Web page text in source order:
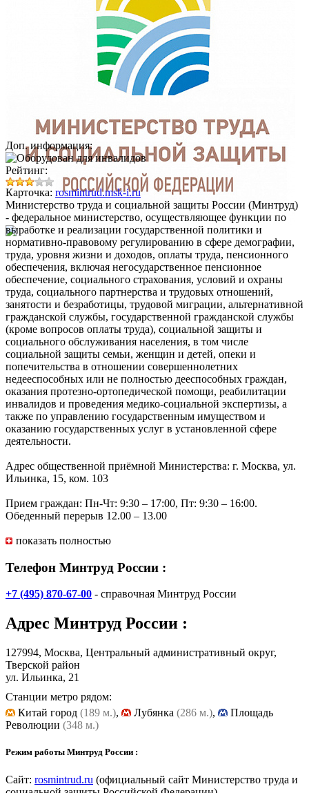
Доп. информация:
Рейтинг:
Карточка: rosmintrud.msk-i.ru
Министерство труда и социальной защиты России (Минтруд)
- федеральное министерство, осуществляющее функции по
выработке и реализации государственной политики и
нормативно-правовому регулированию в сфере демографии,
труда, уровня жизни и доходов, оплаты труда, пенсионного
обеспечения, включая негосударственное пенсионное
обеспечение, социального страхования, условий и охраны
труда, социального партнерства и трудовых отношений,
занятости и безработицы, трудовой миграции, альтернативной
гражданской службы, государственной гражданской службы
(кроме вопросов оплаты труда), социальной защиты и
социального обслуживания населения, в том числе
социальной защиты семьи, женщин и детей, опеки и
попечительства в отношении совершеннолетних
недееспособных или не полностью дееспособных граждан,
оказания протезно-ортопедической помощи, реабилитации
инвалидов и проведения медико-социальной экспертизы, а
также по управлению государственным имуществом и
оказанию государственных услуг в установленной сфере
деятельности.
Адрес общественной приёмной Министерства: г. Москва, ул.
Ильинка, 15, ком. 103
Прием граждан: Пн-Чт: 9:30 – 17:00, Пт: 9:30 – 16:00.
Обеденный перерыв 12.00 – 13.00
показать полностью
Телефон Минтруд России :
+7 (495) 870-67-00 - справочная Минтруд России
Адрес Минтруд России :
127994, Москва, Центральный административный округ,
Тверской район
ул. Ильинка, 21
Станции метро рядом:
Китай город (189 м.), Лубянка (286 м.),
Площадь
Революции (348 м.)
Режим работы Минтруд России :
Сайт: rosmintrud.ru (официальный сайт Министерство труда и